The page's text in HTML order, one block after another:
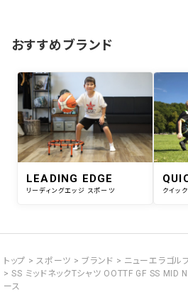
おすすめブランド
LEADING EDGE
リーディングエッジ スポーツ クイッ
トップ スポーツ ブランド
ニューエラゴル
SS ミッドネックTシャツ OOTTF GF SS MID
ース